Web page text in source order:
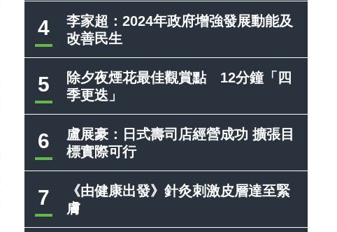
4
李家超：2024年政府增強發展動能及
改善民生
5
除夕夜煙花最佳觀賞點 12分鐘「四
季更迭」
6
盧展豪：日式壽司店經營成功 擴張目
標實際可行
7
《由健康出發》針灸刺激皮層達至緊
膚